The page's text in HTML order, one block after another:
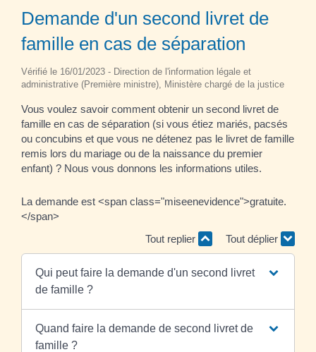
Demande d'un second livret de
famille en cas de séparation
Vérifié le 16/01/2023 - Direction de l'information légale et
administrative (Première ministre), Ministère chargé de la justice
Vous voulez savoir comment obtenir un second livret de
famille en cas de séparation (si vous étiez mariés, pacsés
ou concubins et que vous ne détenez pas le livret de famille
remis lors du mariage ou de la naissance du premier
enfant) ? Nous vous donnons les informations utiles.
La demande est <span class="miseenevidence">gratuite.
</span>
Tout replier
Tout déplier
Qui peut faire la demande d'un second livret
de famille ?
Quand faire la demande de second livret de
famille ?